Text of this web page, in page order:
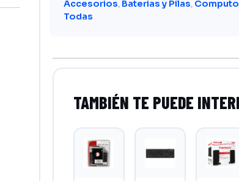
Accesorios Baterias y Pilas Computo
Todas